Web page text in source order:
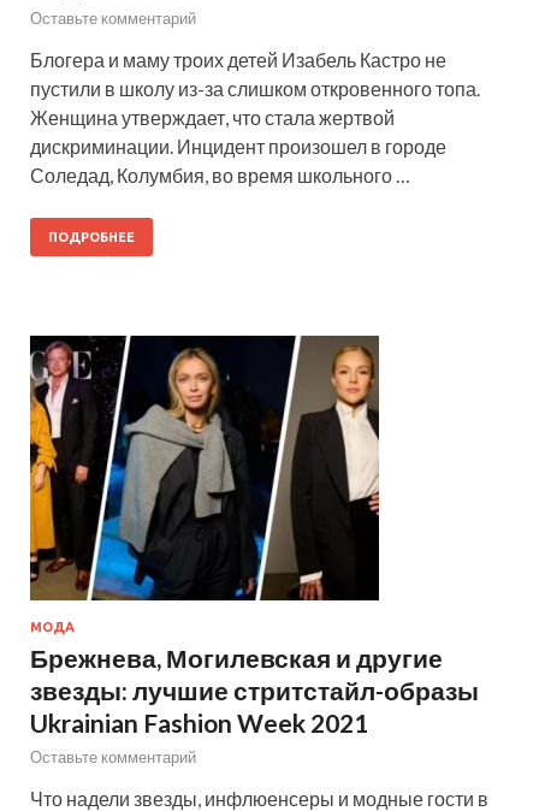
Оставьте комментарий
Блогера и маму троих детей Изабель Кастро не
пустили в школу из-за слишком откровенного топа.
Женщина утверждает, что стала жертвой
дискриминации. Инцидент произошел в городе
Соледад, Колумбия, во время школьного …
ПОДРОБНЕЕ
МОДА
Брежнева, Могилевская и другие
звезды: лучшие стритстайл-образы
Ukrainian Fashion Week 2021
Оставьте комментарий
Что надели звезды, инфлюенсеры и модные гости в